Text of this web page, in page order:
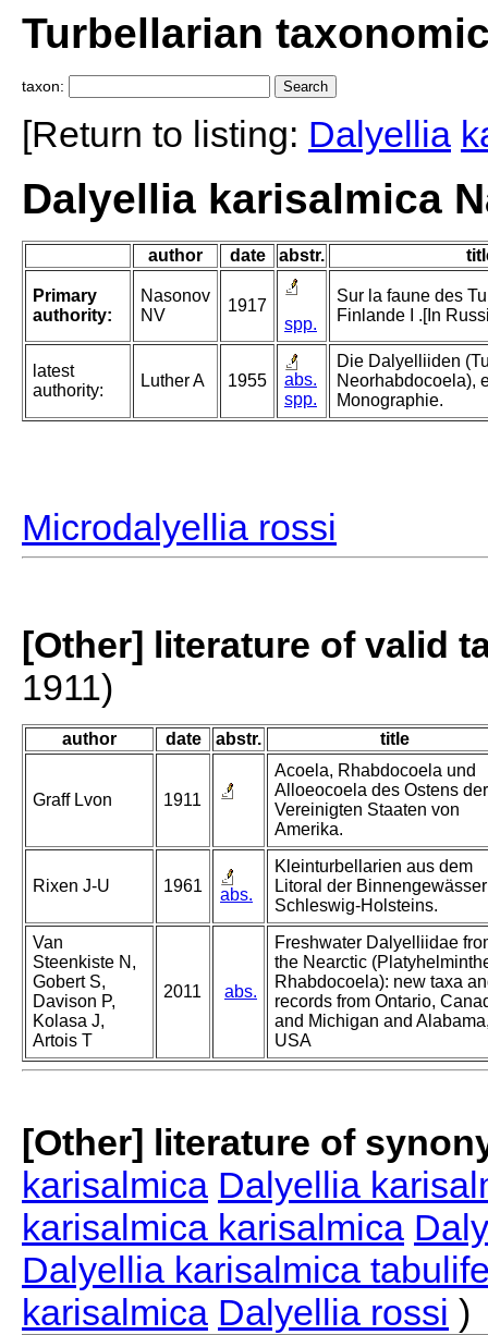
Turbellarian
taxon:
[Return to listing: Dalyellia
Dalyellia karisalmica
author date abstr.
Primary
authority:
Nasonov
NV
1917
spp.
Sur la faune des
Finlande I .[In
latest
authority:
Luther A 1955
abs.
spp.
Die Dalyelliiden
Neorhabdocoela),
Monographie.
Microdalyellia rossi
[Other] literature of valid
1911)
author date abstr. title
Graff Lvon 1911
Acoela, Rhabdocoela und
Alloeocoela des Ostens der
Vereinigten Staaten von
Amerika.
Rixen J-U 1961 abs.
Kleinturbellarien aus dem
Litoral der Binnengewässer
Schleswig-Holsteins.
Van
Steenkiste N,
Gobert S,
Davison P,
Kolasa J,
Artois T
2011 abs.
Freshwater Dalyelliidae
the Nearctic
Rhabdocoela): new taxa
records from Ontario,
and Michigan and
USA
[Other] literature of
karisalmica Dalyellia
karisalmica karisalmica
Dalyellia karisalmica
karisalmica Dalyellia rossi )